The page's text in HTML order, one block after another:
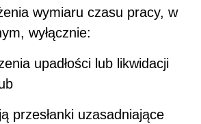
wymiaru czasu pracy, w
wyłącznie:
upadłości lub likwidacji
przesłanki uzasadniające